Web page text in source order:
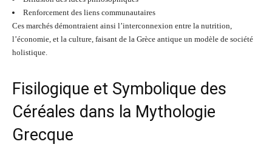
Renforcement des liens communautaires
Ces marchés démontraient ainsi l’interconnexion entre la nutrition,
l’économie, et la culture, faisant de la Grèce antique un modèle de société
holistique.
Fisilogique et Symbolique des
Céréales dans la Mythologie
Grecque